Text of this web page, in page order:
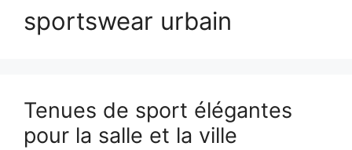
sportswear urbain
Tenues de sport élégantes
pour la salle et la ville